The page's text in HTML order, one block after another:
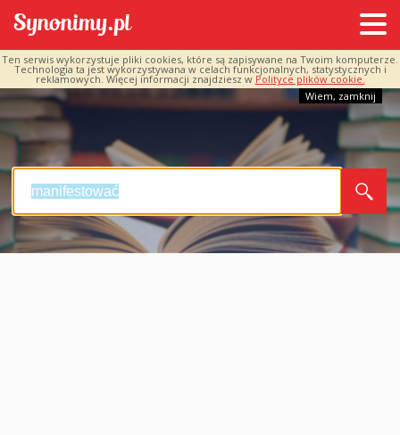
Ten serwis wykorzystuje pliki cookies, które są zapisywane na Twoim komputerze.
Technologia ta jest wykorzystywana w celach funkcjonalnych, statystycznych i
reklamowych. Więcej informacji znajdziesz w Polityce plików cookie.
Wiem, zamknij